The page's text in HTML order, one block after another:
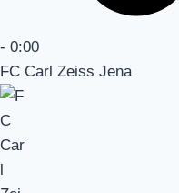
- 0:00
FC Carl Zeiss Jena